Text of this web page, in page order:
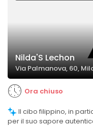
Nilda'S Lechon
Via Palmanova, 60,
Ora chiuso
per il suo sapore